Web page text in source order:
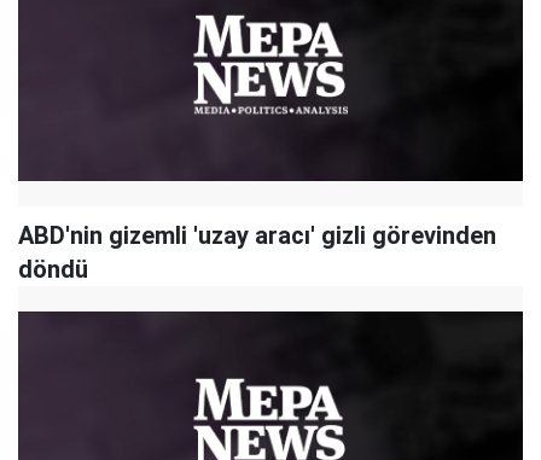
ABD'nin gizemli 'uzay aracı' gizli görevinden
döndü